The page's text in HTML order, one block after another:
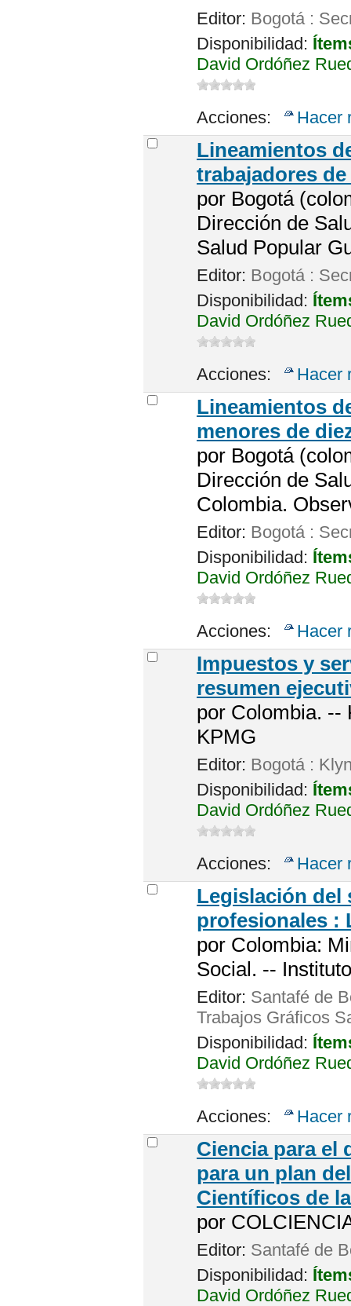
Editor: Bogotá :
Disponibilidad:
David Ordóñez
Acciones: Hacer
Lineamientos
trabajadores
por Bogotá
Dirección de
Salud Popular
Editor: Bogotá :
Disponibilidad:
David Ordóñez
Acciones: Hacer
Lineamientos
menores de
por Bogotá
Dirección de
Colombia.
Editor: Bogotá :
Disponibilidad:
David Ordóñez
Acciones: Hacer
Impuestos y
resumen
por Colombia. --
KPMG
Editor: Bogotá :
Disponibilidad:
David Ordóñez
Acciones: Hacer
Legislación del
profesionales :
por Colombia:
Social. --
Editor: Santafé de
Trabajos Gráficos
Disponibilidad:
David Ordóñez
Acciones: Hacer
Ciencia para el
para un plan
Científicos de
por
Editor: Santafé de
Disponibilidad:
David Ordóñez